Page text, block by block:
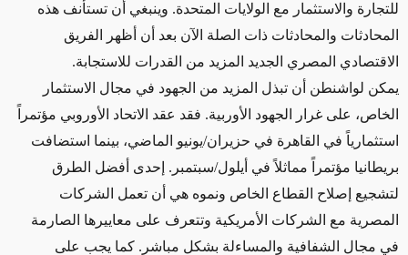
للتجارة والاستثمار مع الولايات المتحدة. وينبغي أن تستأنف هذه
المحادثات والمحادثات ذات الصلة الآن بعد أن أظهر الفريق
الاقتصادي المصري الجديد المزيد من القدرات للاستجابة.
يمكن لواشنطن أن تبذل المزيد من الجهود في مجال الاستثمار
الخاص، على غرار الجهود الأوربية. فقد عقد الاتحاد الأوروبي مؤتمراً
استثمارياً في القاهرة في حزيران/يونيو الماضي، بينما استضافت
بريطانيا مؤتمراً مماثلاً في أيلول/سبتمبر. إحدى أفضل الطرق
لتشجيع إصلاح القطاع الخاص ونموه هي أن تعمل الشركات
المصرية مع الشركات الأمريكية وتتعرف على معاييرها الصارمة
في مجال الشفافية والمساءلة بشكل مباشر. كما يجب على